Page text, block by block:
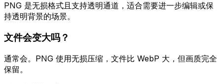
PNG 是无损格式且支持透明通道，适合需要进一步编辑或保
持透明背景的场景。
文件会变大吗？
通常会。PNG 使用无损压缩，文件比 WebP 大，但画质完全
保留。